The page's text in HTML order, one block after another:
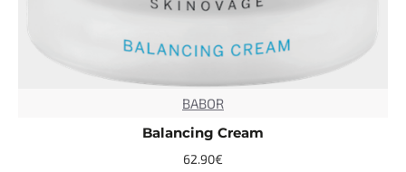
BABOR
Balancing Cream
62.90€